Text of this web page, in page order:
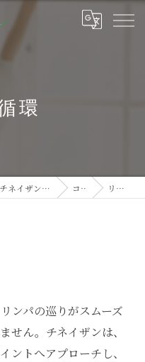
環
東京表参道のリラクゼーションならチネイザン / ボディ & マインドケアサロン ka-na-me コラム リンパ循環
ンパの巡りがスムーズ
せん。チネイザンは、
ントへアプローチし、